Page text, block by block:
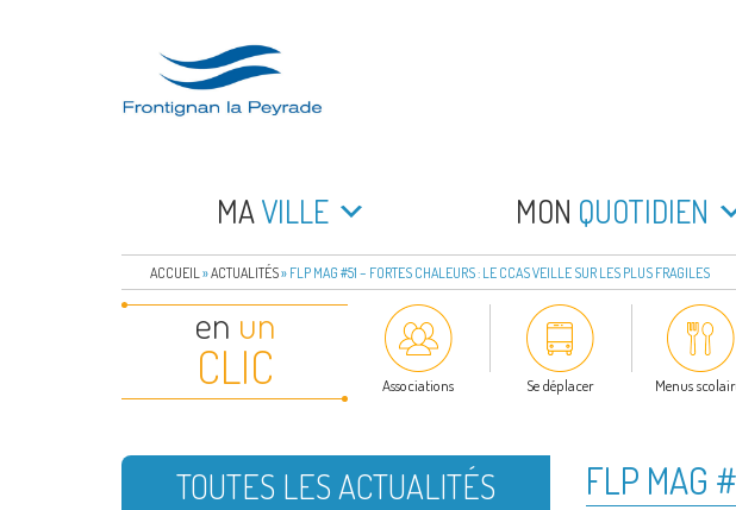
FRONTIGNAN LA PEYRADE
MAVILLE MON QUOTIDIEN
ACCUEIL »ACTUALITÉS» FLP MAG #51 – FORTES CHALEURS : LE CCAS VEILLE SUR LES PLUS FRAGILES
en un
CLIC Associations Se déplacer Menus
FLP MAG
TOUTES LES ACTUALITÉS